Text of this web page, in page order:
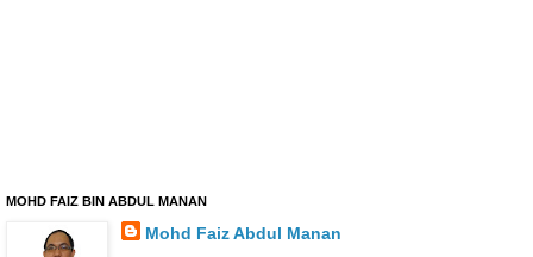
MOHD FAIZ BIN ABDUL MANAN
Mohd Faiz Abdul Manan